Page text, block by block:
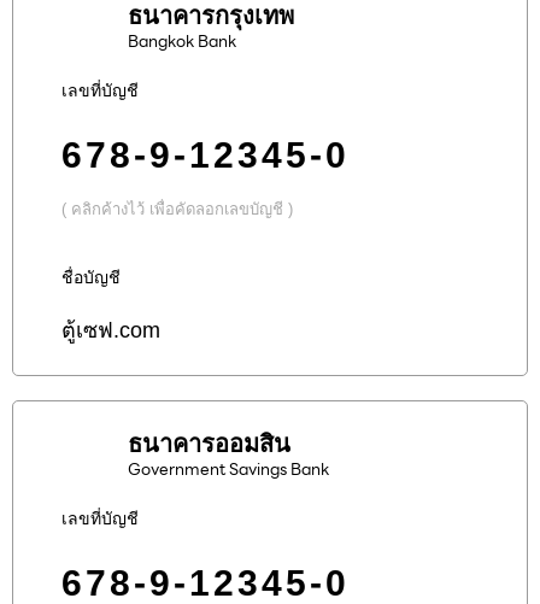
ธนาคารกรุงเทพ
Bangkok Bank
เลขที่บัญชี
678-9-12345-0
( คลิกค้างไว้ เพื่อคัดลอกเลขบัญชี )
ชื่อบัญชี
ตู้เซฟ.com
ธนาคารออมสิน
Government Savings Bank
เลขที่บัญชี
678-9-12345-0